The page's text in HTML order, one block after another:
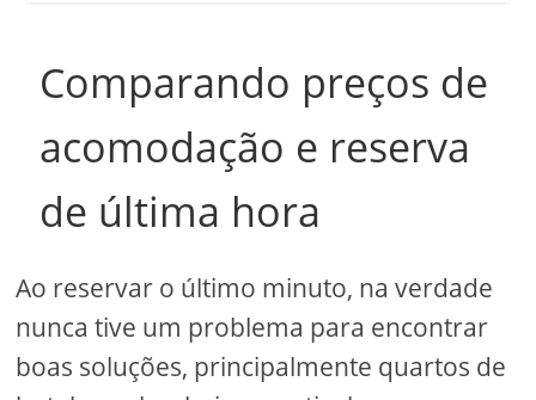
Comparando preços de
acomodação e reserva
de última hora
Ao reservar o último minuto, na verdade
nunca tive um problema para encontrar
boas soluções, principalmente quartos de